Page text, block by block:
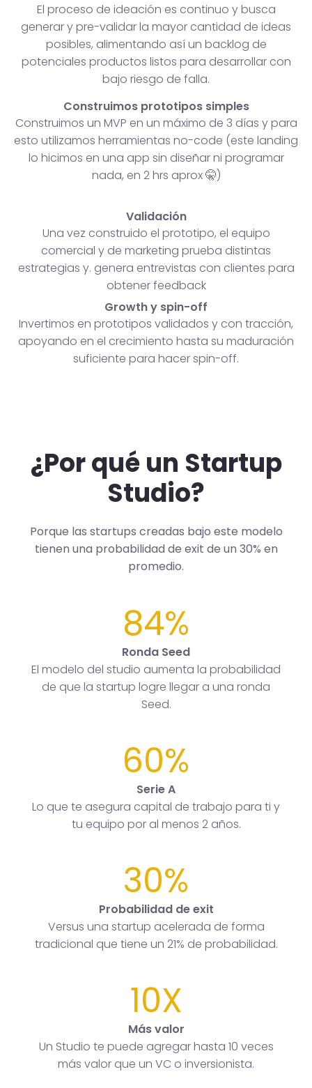
El proceso de ideación es continuo y busca
generar y pre-validar la mayor cantidad de ideas
posibles, alimentando así un backlog de
potenciales productos listos para desarrollar con
bajo riesgo de falla.
Construimos prototipos simples
Construimos un MVP en un máximo de 3 días y para
esto utilizamos herramientas no-code (este landing
lo hicimos en una app sin diseñar ni programar
nada, en 2 hrs aprox 🤫)
Validación
Una vez construido el prototipo, el equipo
comercial y de marketing prueba distintas
estrategias y. genera entrevistas con clientes para
obtener feedback
Growth y spin-off
Invertimos en prototipos validados y con tracción,
apoyando en el crecimiento hasta su maduración
suficiente para hacer spin-off.
¿Por qué un Startup
Studio?
Porque las startups creadas bajo este modelo
tienen una probabilidad de exit de un 30% en
promedio.
84%
Ronda Seed
El modelo del studio aumenta la probabilidad
de que la startup logre llegar a una ronda
Seed.
60%
Serie A
Lo que te asegura capital de trabajo para ti y
tu equipo por al menos 2 años.
30%
Probabilidad de exit
Versus una startup acelerada de forma
tradicional que tiene un 21% de probabilidad.
10X
Más valor
Un Studio te puede agregar hasta 10 veces
más valor que un VC o inversionista.